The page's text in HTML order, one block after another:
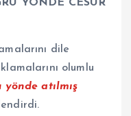
YÖNDE CESUR
dile
olumlu
yönde atılmış